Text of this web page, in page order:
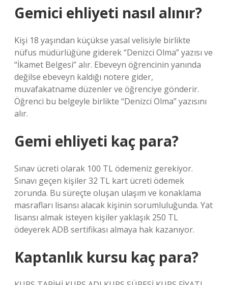
Gemici ehliyeti nasıl alınır?
Kişi 18 yaşından küçükse yasal velisiyle birlikte
nüfus müdürlüğüne giderek “Denizci Olma” yazısı ve
“İkamet Belgesi” alır. Ebeveyn öğrencinin yanında
değilse ebeveyn kaldığı notere gider,
muvafakatname düzenler ve öğrenciye gönderir.
Öğrenci bu belgeyle birlikte “Denizci Olma” yazısını
alır.
Gemi ehliyeti kaç para?
Sınav ücreti olarak 100 TL ödemeniz gerekiyor.
Sınavı geçen kişiler 32 TL kart ücreti ödemek
zorunda. Bu süreçte oluşan ulaşım ve konaklama
masrafları lisansı alacak kişinin sorumluluğunda. Yat
lisansı almak isteyen kişiler yaklaşık 250 TL
ödeyerek ADB sertifikası almaya hak kazanıyor.
Kaptanlık kursu kaç para?